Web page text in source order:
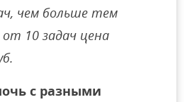
чем больше тем
10 задач цена
с разными